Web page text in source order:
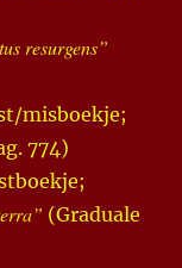
resurgens”
misboekje;
774)
(Graduale